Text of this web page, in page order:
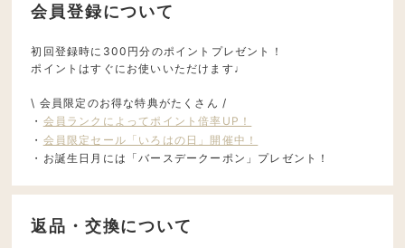
会員登録について
初回登録時に300円分のポイントプレゼント！
ポイントはすぐにお使いいただけます♩
\ 会員限定のお得な特典がたくさん /
・ 会員ランクによってポイント倍率UP！
・ 会員限定セール「いろはの日」開催中！
・お誕生日月には「バースデークーポン」プレゼント！
返品・交換について